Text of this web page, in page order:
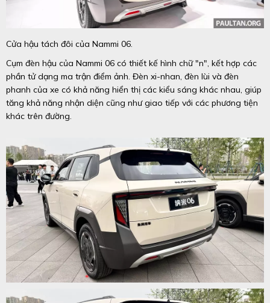
Cửa hậu tách đôi của Nammi 06.
Cụm đèn hậu của Nammi 06 có thiết kế hình chữ "n", kết hợp các
phần tử dạng ma trận điểm ảnh. Đèn xi-nhan, đèn lùi và đèn
phanh của xe có khả năng hiển thị các kiểu sáng khác nhau, giúp
tăng khả năng nhận diện cũng như giao tiếp với các phương tiện
khác trên đường.